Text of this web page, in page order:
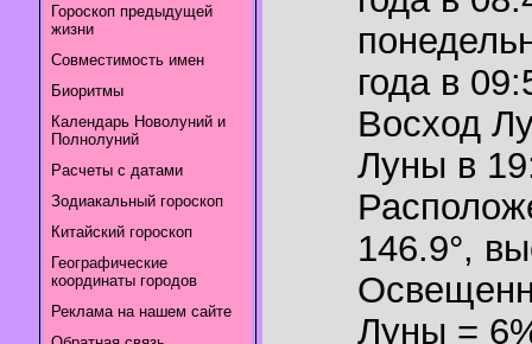
Гороскоп предыдущей
жизни
Совместимость имен
Биоритмы
Календарь Новолуний и
Полнолуний
Расчеты с датами
Зодиакальный гороскоп
Китайский гороскоп
Географические
координаты городов
Реклама на нашем сайте
года в
Восход
Луны в
146.9°,
Луны =